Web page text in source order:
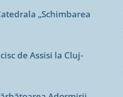
„Schimbarea
de Assisi la Cluj-